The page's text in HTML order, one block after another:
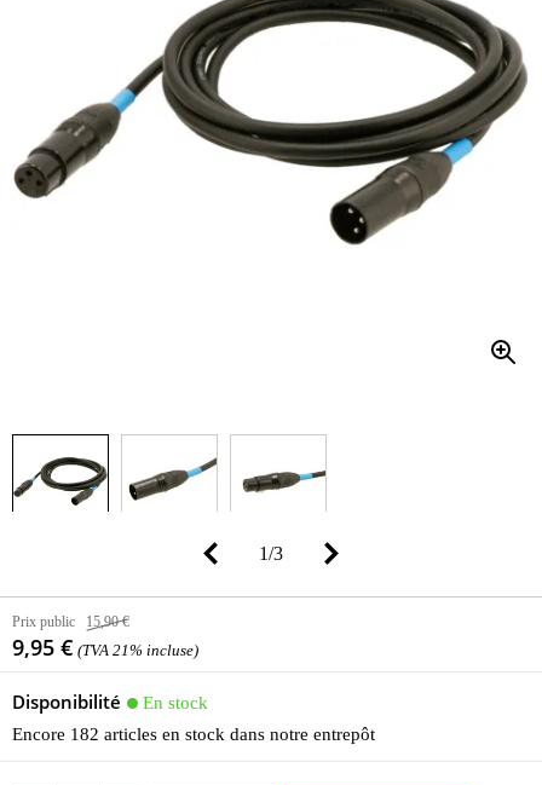
1/3
Prix public 15,90 €
9,95 € (TVA 21% incluse)
Disponibilité
En stock
Encore 182 articles en stock dans notre entrepôt